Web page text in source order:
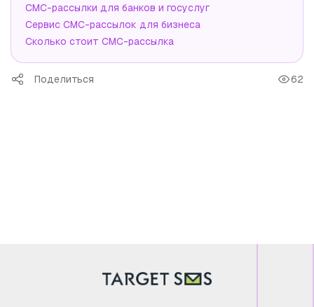
СМС-рассылки для банков и госуслуг
Сервис СМС-рассылок для бизнеса
Сколько стоит СМС-рассылка
Поделиться 62